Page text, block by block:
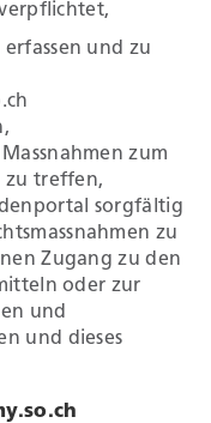
und zu
zum
zu treffen,
sorgfältig
zu
Zugang zu den
oder zur
und
und dieses